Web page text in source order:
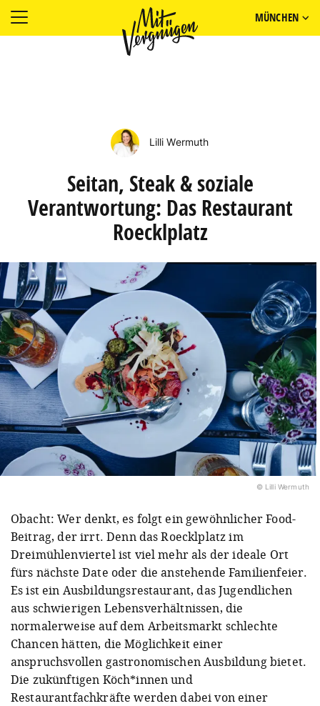
MÜNCHEN
Lilli Wermuth
Seitan, Steak & soziale
Verantwortung: Das Restaurant
Roecklplatz
© Lilli Wermuth
Obacht: Wer denkt, es folgt ein gewöhnlicher Food-
Beitrag, der irrt. Denn das Roecklplatz im
Dreimühlenviertel ist viel mehr als der ideale Ort
fürs nächste Date oder die anstehende Familienfeier.
Es ist ein Ausbildungsrestaurant, das Jugendlichen
aus schwierigen Lebensverhältnissen, die
normalerweise auf dem Arbeitsmarkt schlechte
Chancen hätten, die Möglichkeit einer
anspruchsvollen gastronomischen Ausbildung bietet.
Die zukünftigen Köch*innen und
Restaurantfachkräfte werden dabei von einer